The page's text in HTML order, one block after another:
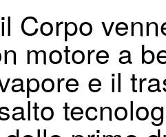
Corpo
motore a
e il